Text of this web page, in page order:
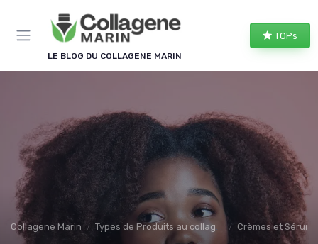
LE BLOG DU COLLAGENE MARIN
TOPs
Collagene Marin Types de Produits au collagene marin Crèmes et Sérums